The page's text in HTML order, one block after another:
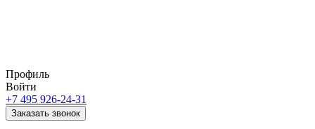
Профиль
Войти
+7 495 926-24-31
Заказать звонок